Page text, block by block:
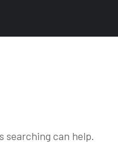
searching can help.